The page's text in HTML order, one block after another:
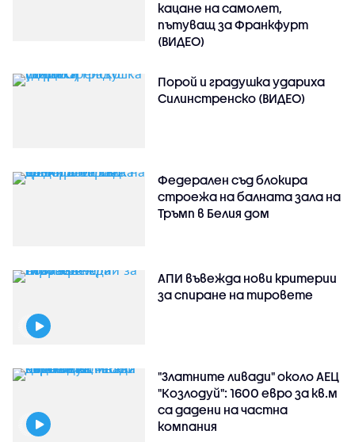
кацане на самолет,
пътуващ за Франкфурт
(ВИДЕО)
Порой и градушка удариха
Силинстренско (ВИДЕО)
Федерален съд блокира
строежа на балната зала на
Тръмп в Белия дом
АПИ въвежда нови критерии
за спиране на тировете
"Златните ливади" около АЕЦ
"Козлодуй": 1600 евро за кв.м
са дадени на частна
компания